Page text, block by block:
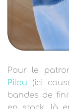
Pour le
Pilou (ici
bandes de